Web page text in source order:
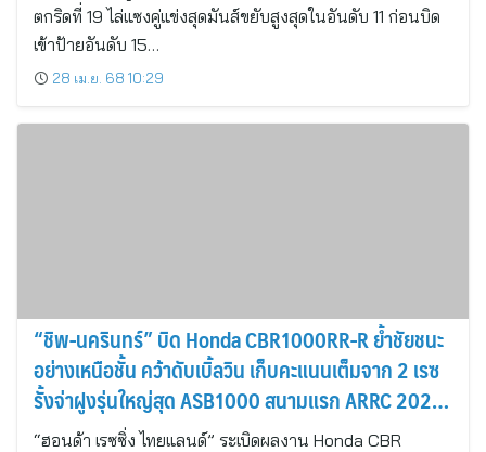
ตกริดที่ 19 ไล่แซงคู่แข่งสุดมันส์ขยับสูงสุดในอันดับ 11 ก่อนบิด
เข้าป้ายอันดับ 15…
28 เม.ย. 68 10:29
“ชิพ-นครินทร์” บิด Honda CBR1000RR-R ย้ำชัยชนะ
อย่างเหนือชั้น คว้าดับเบิ้ลวิน เก็บคะแนนเต็มจาก 2 เรซ
รั้งจ่าฝูงรุ่นใหญ่สุด ASB1000 สนามแรก ARRC 2025
บุรีรัมย์
“ฮอนด้า เรซซิ่ง ไทยแลนด์” ระเบิดผลงาน Honda CBR